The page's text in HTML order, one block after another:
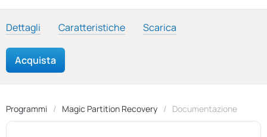
Dettagli Caratteristiche Scarica
Acquista
Programmi Magic Partition Recovery Documentazione